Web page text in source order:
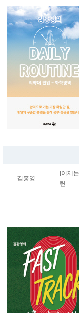
김홍영
[이제
틴